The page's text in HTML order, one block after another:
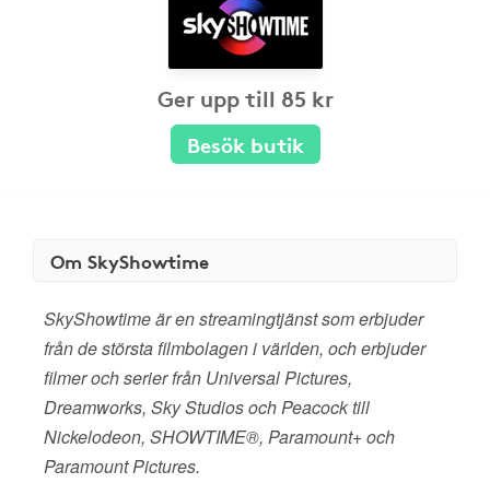
Ger upp till 85 kr
Besök butik
Om SkyShowtime
SkyShowtime är en streamingtjänst som erbjuder
från de största filmbolagen i världen, och erbjuder
filmer och serier från Universal Pictures,
Dreamworks, Sky Studios och Peacock till
Nickelodeon, SHOWTIME®, Paramount+ och
Paramount Pictures.